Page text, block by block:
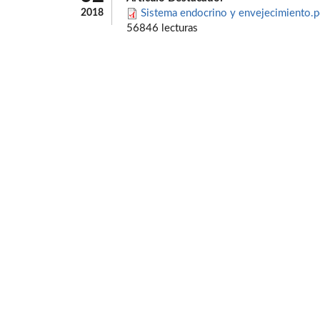
2018
Sistema endocrino y
56846 lecturas